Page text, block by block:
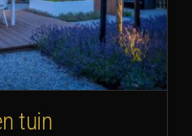
tuin